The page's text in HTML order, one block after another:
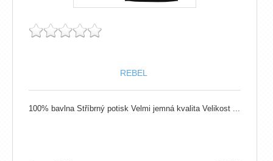
REBEL
100% bavlna Stříbrný potisk Velmi jemná kvalita Velikost ...